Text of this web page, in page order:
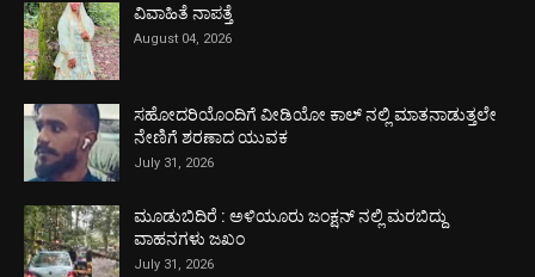
ವಿವಾಹಿತೆ ನಾಪತ್ತೆ
August 04, 2026
ಸಹೋದರಿಯೊಂದಿಗೆ ವೀಡಿಯೋ ಕಾಲ್ ನಲ್ಲಿ ಮಾತನಾಡುತ್ತಲೇ
ನೇಣಿಗೆ ಶರಣಾದ ಯುವಕ
July 31, 2026
ಮೂಡುಬಿದಿರೆ : ಅಳಿಯೂರು ಜಂಕ್ಷನ್ ನಲ್ಲಿ ಮರಬಿದ್ದು
ವಾಹನಗಳು ಜಖಂ
July 31, 2026